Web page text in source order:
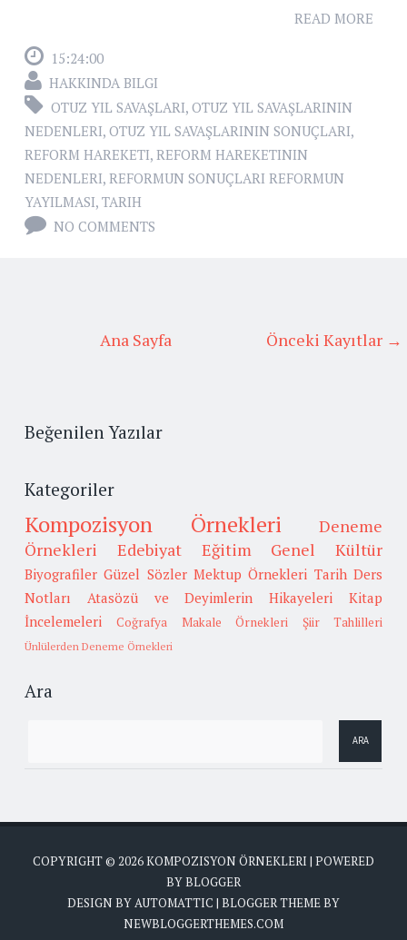
READ MORE
15:24:00
HAKKINDA BILGI
OTUZ YIL SAVAŞLARI, OTUZ YIL SAVAŞLARININ
NEDENLERI, OTUZ YIL SAVAŞLARININ SONUÇLARI,
REFORM HAREKETI, REFORM HAREKETININ
NEDENLERI, REFORMUN SONUÇLARI REFORMUN
YAYILMASI, TARIH
NO COMMENTS
Önceki Kayıtlar →
Ana Sayfa
Beğenilen Yazılar
Kategoriler
Kompozisyon Örnekleri
Deneme
Örnekleri
Edebiyat Eğitim Genel Kültür
Biyografiler Güzel Sözler Mektup Örnekleri Tarih Ders
Notları
Atasözü ve Deyimlerin Hikayeleri
Kitap
İncelemeleri
Coğrafya Makale Örnekleri Şiir Tahlilleri
Ünlülerden Deneme Örnekleri
Ara
COPYRIGHT © 2026KOMPOZISYON ÖRNEKLERI | POWERED
BYBLOGGER
DESIGN BYAUTOMATTIC | BLOGGER THEME BY
NEWBLOGGERTHEMES.COM